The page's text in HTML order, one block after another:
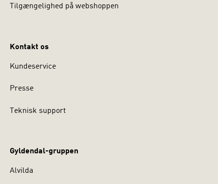
Tilgængelighed på webshoppen
Kontakt os
Kundeservice
Presse
Teknisk support
Gyldendal-gruppen
Alvilda